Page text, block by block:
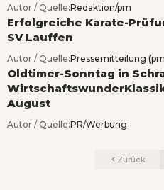
Autor / Quelle:Redaktion/pm
Erfolgreiche Karate-
SV Lauffen
Autor / Quelle:Pressemitteilung
Oldtimer-Sonntag in
August
Autor / Quelle:PR/Werbung
Zurück